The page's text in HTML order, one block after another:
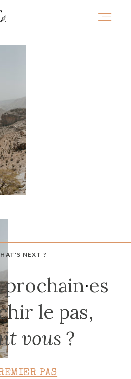
NEXT ?
prochain·es
le pas,
vous ?
PAS
A PROPOS
PORTFOLIO
INFOS
JOURNAL
CONTACT